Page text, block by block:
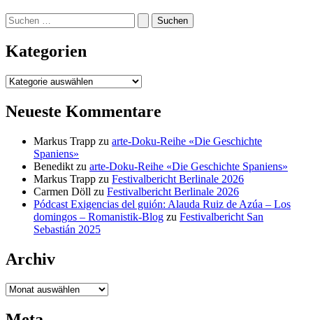
Suchen
nach:
Kategorien
Kategorien
Neueste Kommentare
Markus Trapp zu arte-Doku-Reihe «Die Geschichte
Spaniens»
Benedikt zu arte-Doku-Reihe «Die Geschichte Spaniens»
Markus Trapp zu Festivalbericht Berlinale 2026
Carmen Döll zu Festivalbericht Berlinale 2026
Pódcast Exigencias del guión: Alauda Ruiz de Azúa – Los
domingos – Romanistik-Blog zu Festivalbericht San
Sebastián 2025
Archiv
Archiv